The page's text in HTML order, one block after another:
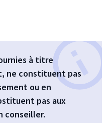
à titre
ne constituent pas
ou en
pas aux
conseiller.